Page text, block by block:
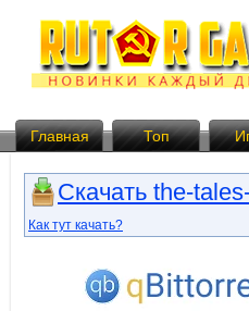
Главная Топ
Скачать the-
Как тут качать?